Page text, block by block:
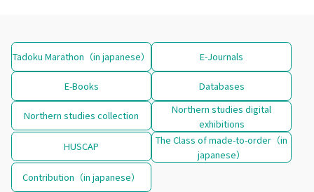
Tadoku Marathon（in japanese） E-Journals
E-Books Databases
Northern studies collection
Northern studies digital
exhibitions
HUSCAP
The Class of made-to-order（in
japanese）
Contribution（in japanese）